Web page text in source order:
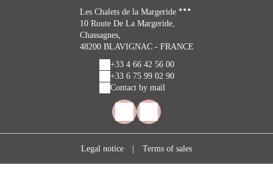
Les Chalets de la Margeride
10 Route De La Margeride,
Chassagnes,
48200 BLAVIGNAC - FRANCE
+33 4 66 42 56 00
+33 6 75 99 02 90
Contact by mail
Legal notice Terms of sales